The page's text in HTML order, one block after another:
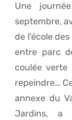
Une
septembre,
de l’école
entre parc
coulée verte
repeindre…
annexe du
Jardins, a